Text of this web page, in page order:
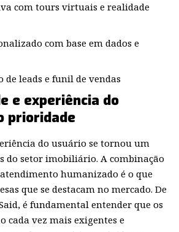
com tours virtuais e realidade
com base em dados e
de leads e funil de vendas
e experiência do
prioridade
do usuário se tornou um
do setor imobiliário. A combinação
humanizado é o que
que se destacam no mercado. De
é fundamental entender que os
cada vez mais exigentes e